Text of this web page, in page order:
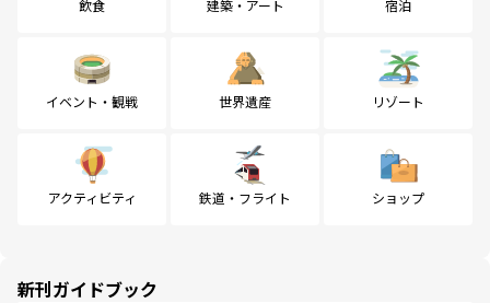
飲食 建築・アート 宿泊
イベント・観戦 世界遺産 リゾート
アクティビティ 鉄道・フライト ショップ
新刊ガイドブック